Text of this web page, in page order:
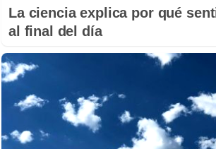
La ciencia explica por qué
al final del día